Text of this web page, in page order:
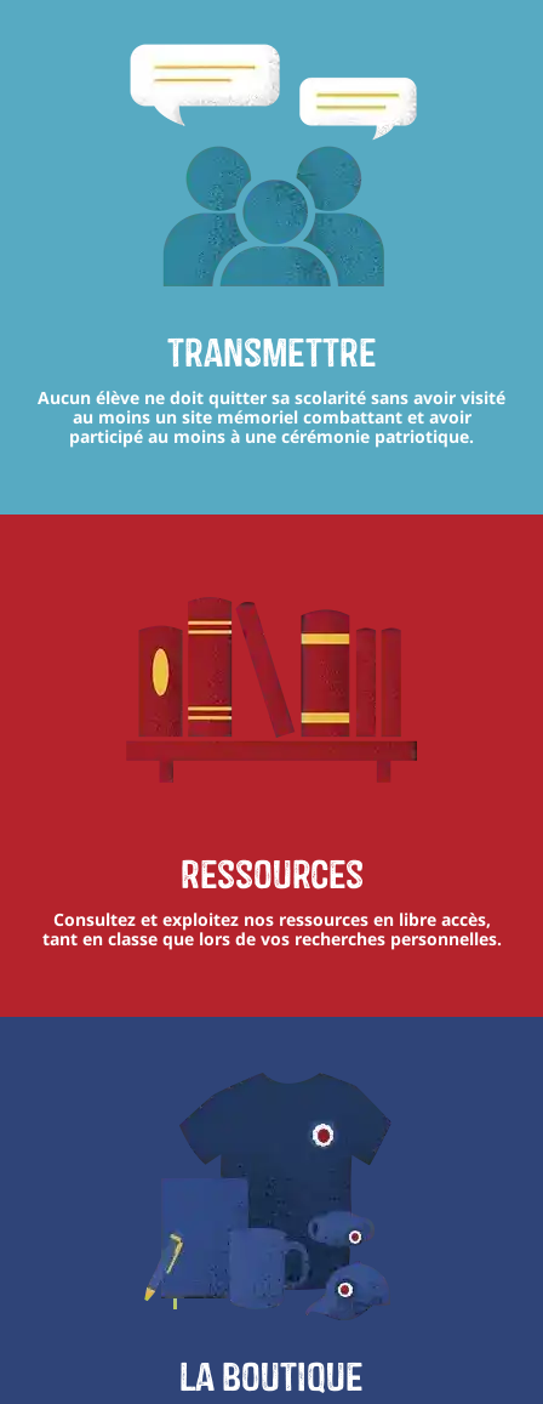
transmettre
Aucun élève ne doit quitter sa scolarité sans avoir visité
au moins un site mémoriel combattant et avoir
participé au moins à une cérémonie patriotique.
Ressources
Consultez et exploitez nos ressources en libre accès,
tant en classe que lors de vos recherches personnelles.
La boutique